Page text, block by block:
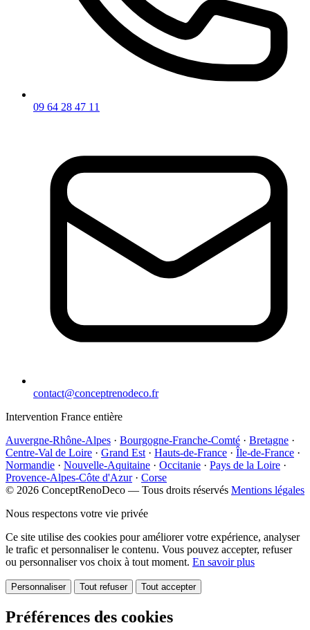
09 64 28 47 11
contact@conceptrenodeco.fr
Intervention France entière
Auvergne-Rhône-Alpes · Bourgogne-Franche-Comté · Bretagne ·
Centre-Val de Loire · Grand Est · Hauts-de-France · Île-de-France ·
Normandie · Nouvelle-Aquitaine · Occitanie · Pays de la Loire ·
Provence-Alpes-Côte d'Azur · Corse
© 2026 ConceptRenoDeco — Tous droits réservés Mentions légales
Nous respectons votre vie privée
Ce site utilise des cookies pour améliorer votre expérience, analyser
le trafic et personnaliser le contenu. Vous pouvez accepter, refuser
ou personnaliser vos choix à tout moment. En savoir plus
Personnaliser Tout refuser Tout accepter
Préférences des cookies